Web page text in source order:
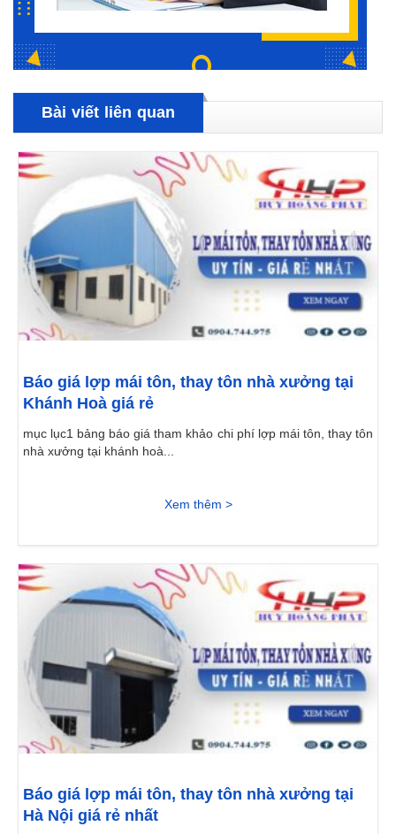
Bài viết liên quan
Báo giá lợp mái tôn, thay tôn nhà xưởng tại
Khánh Hoà giá rẻ
mục lục1 bảng báo giá tham khảo chi phí lợp mái tôn, thay tôn
nhà xưởng tại khánh hoà...
Xem thêm >
Báo giá lợp mái tôn, thay tôn nhà xưởng tại
Hà Nội giá rẻ nhất